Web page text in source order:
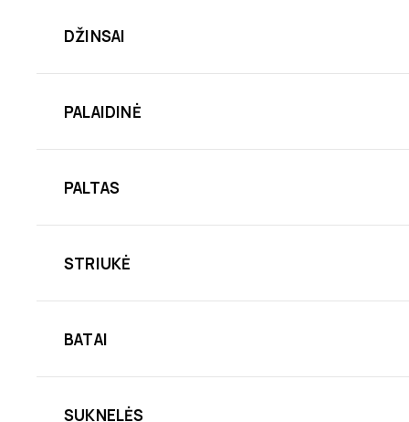
DŽINSAI
PALAIDINĖ
PALTAS
STRIUKĖ
BATAI
SUKNELĖS